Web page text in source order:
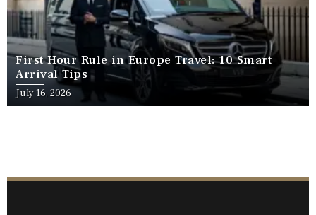
First Hour Rule in Europe Travel: 10 Smart
Arrival Tips
July 16, 2026